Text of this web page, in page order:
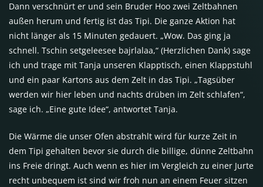
Dann verschnürt er und sein Bruder Hoo zwei Zeltbahnen
außen herum und fertig ist das Tipi. Die ganze Aktion hat
nicht länger als 15 Minuten gedauert. „Wow. Das ging ja
schnell. Tschin setgeleesee bajrlalaa,“ (Herzlichen Dank) sage
ich und trage mit Tanja unseren Klapptisch, einen Klappstuhl
und ein paar Kartons aus dem Zelt in das Tipi. „Tagsüber
werden wir hier leben und nachts drüben im Zelt schlafen“,
sage ich. „Eine gute Idee“, antwortet Tanja.
Die Wärme die unser Ofen abstrahlt wird für kurze Zeit in
dem Tipi gehalten bevor sie durch die billige, dünne Zeltbahn
ins Freie dringt. Auch wenn es hier im Vergleich zu einer Jurte
recht unbequem ist sind wir froh nun an einem Feuer sitzen